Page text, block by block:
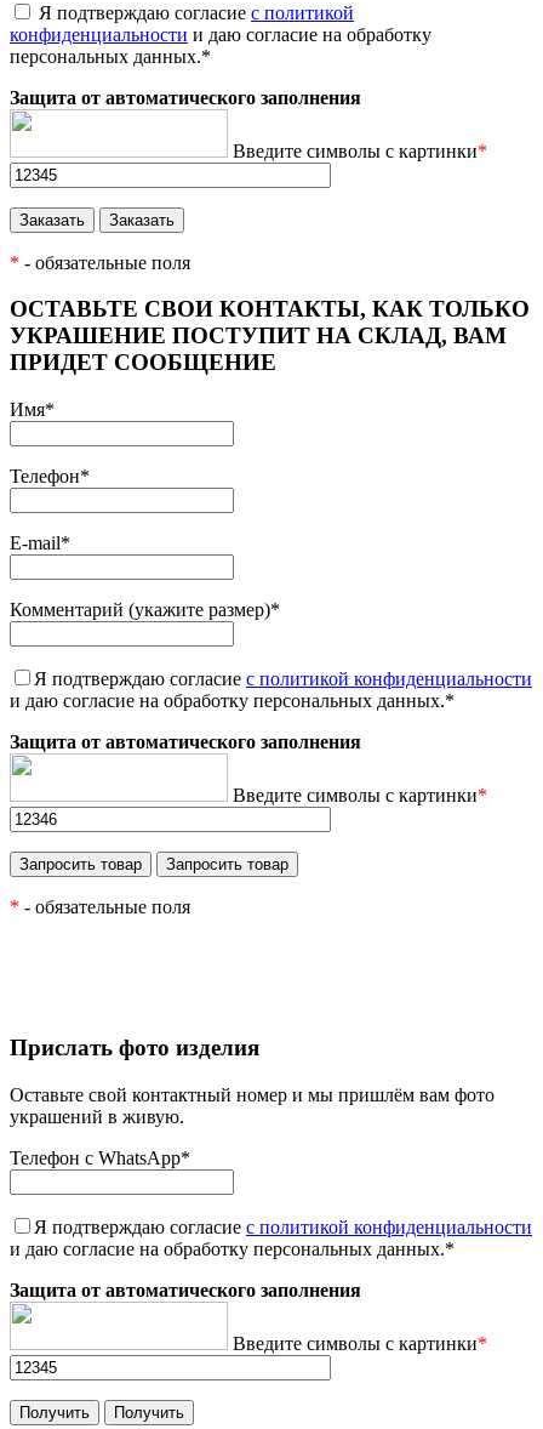
Я подтверждаю согласие с политикой
конфиденциальности и даю согласие на обработку
персональных данных.*
Защита от автоматического заполнения
Введите символы с картинки*
* - обязательные поля
ОСТАВЬТЕ СВОИ КОНТАКТЫ, КАК ТОЛЬКО
УКРАШЕНИЕ ПОСТУПИТ НА СКЛАД, ВАМ
ПРИДЕТ СООБЩЕНИЕ
Имя*
Телефон*
E-mail*
Комментарий (укажите размер)*
Я подтверждаю согласие с политикой конфиденциальности
и даю согласие на обработку персональных данных.*
Защита от автоматического заполнения
Введите символы с картинки*
* - обязательные поля
Прислать фото изделия
Оставьте свой контактный номер и мы пришлём вам фото
украшений в живую.
Телефон с WhatsApp*
Я подтверждаю согласие с политикой конфиденциальности
и даю согласие на обработку персональных данных.*
Защита от автоматического заполнения
Введите символы с картинки*